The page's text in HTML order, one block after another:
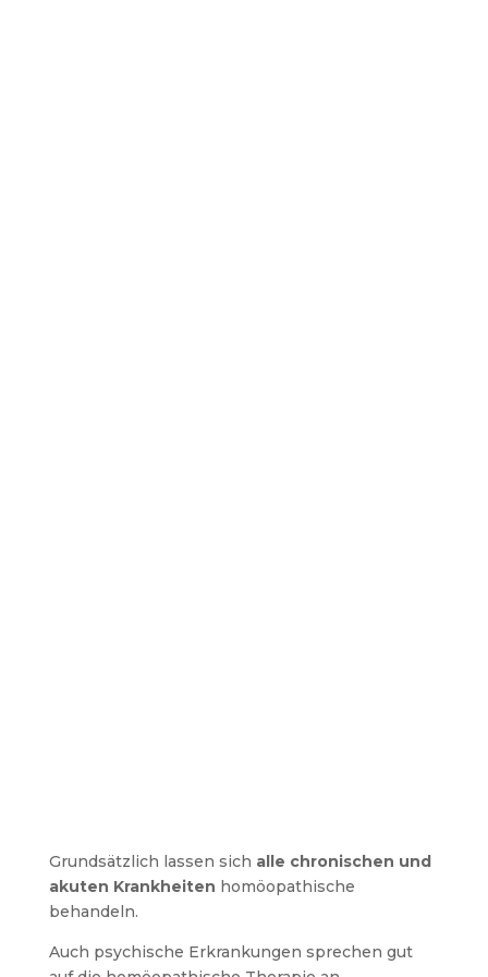
Grundsätzlich lassen sich alle chronischen und
akuten Krankheiten homöopathische
behandeln.
Auch psychische Erkrankungen sprechen gut